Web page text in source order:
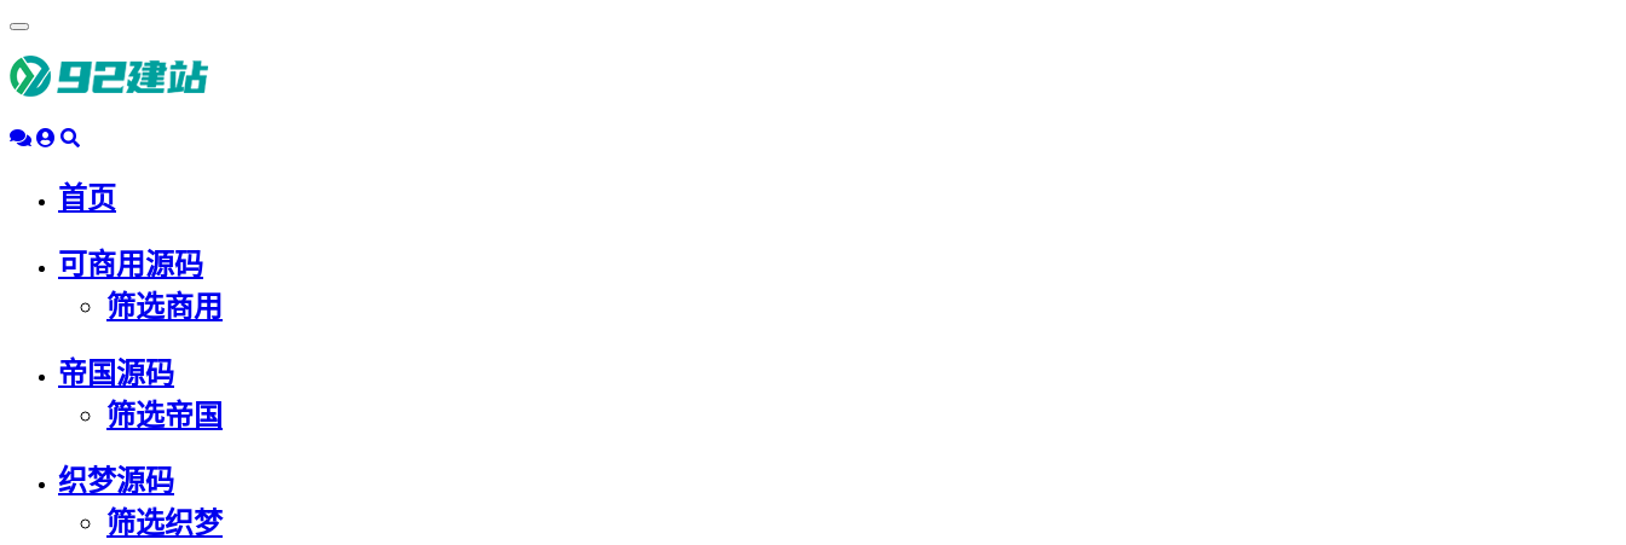
动
导
首页
可商用源码
筛选商用
帝国源码
筛选帝国
织梦源码
筛选织梦